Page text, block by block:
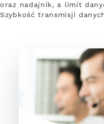
oraz nadajnik, a limit
Szybkość transmisji